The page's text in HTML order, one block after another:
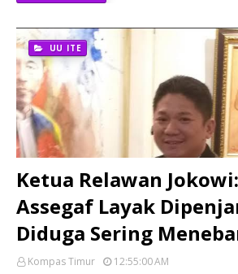
UU ITE
Ketua Relawan
Assegaf Layak
Diduga Sering
Kompas Timur 12:55:00 AM